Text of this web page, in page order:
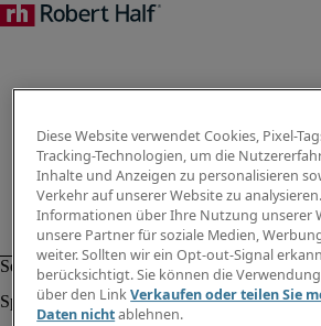
Diese Website verwendet Cookies, Pixel-
Tracking-Technologien, um die
Inhalte und Anzeigen zu personalisieren
Verkehr auf unserer Website zu
Informationen über Ihre Nutzung unserer
unsere Partner für soziale Medien,
weiter. Sollten wir ein Opt-out-Signal
berücksichtigt. Sie können die
über den LinkVerkaufen oder teilen Sie
Daten nichtablehnen.